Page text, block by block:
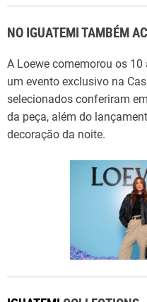
NO IGUATEMI TAMBÉM
A Loewe comemorou os
um evento exclusivo na
selecionados conferiram
da peça, além do
decoração da noite.